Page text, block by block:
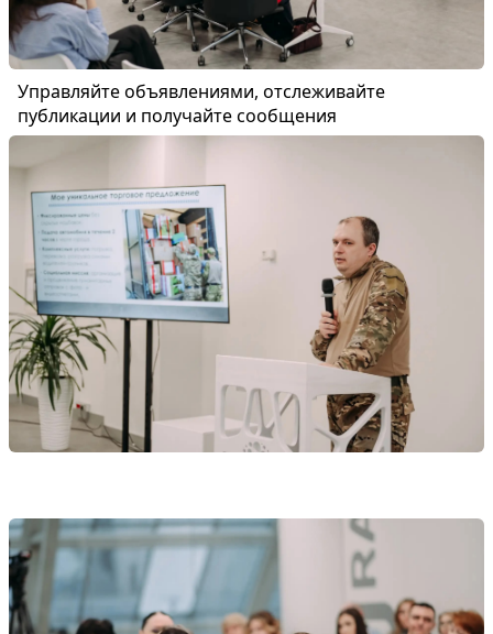
Личный кабинет
Управляйте объявлениями, отслеживайте
публикации и получайте сообщения